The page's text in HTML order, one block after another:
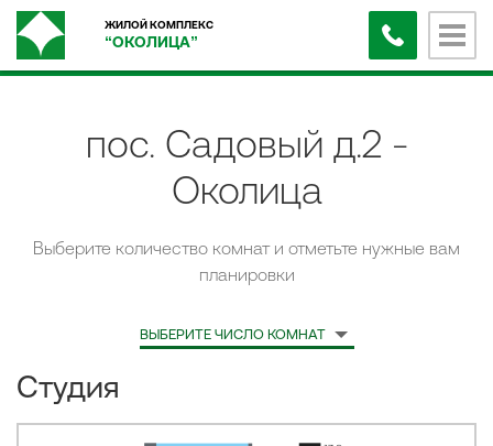
ЖИЛОЙ КОМПЛЕКС
“ОКОЛИЦА”
пос. Садовый д.2 -
Околица
Выберите количество комнат и отметьте нужные вам
планировки
ВЫБЕРИТЕ ЧИСЛО КОМНАТ
Студия